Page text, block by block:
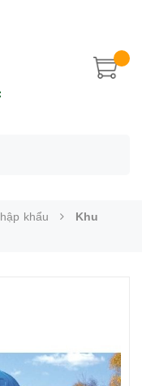
khẩu
Khu